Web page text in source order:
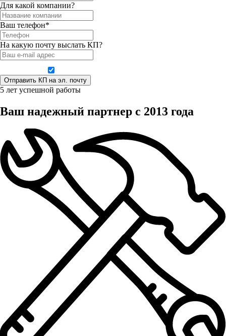
Для какой компании?
Ваш телефон*
На какую почту выслать КП?
5 лет успешной работы
Ваш надежный партнер с 2013 года